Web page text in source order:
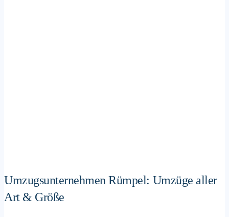
Umzugsunternehmen Rümpel: Umzüge aller
Art & Größe